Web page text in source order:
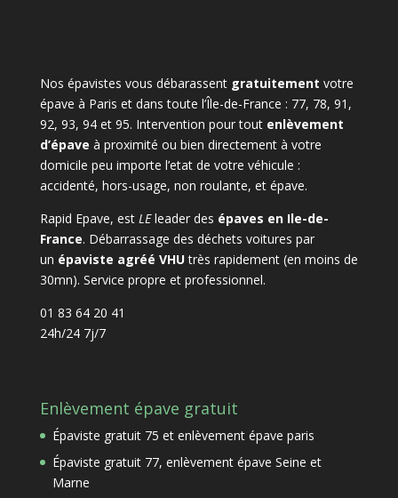
Nos épavistes vous débarassent gratuitement votre
épave à Paris et dans toute l’Île-de-France : 77, 78, 91,
92, 93, 94 et 95. Intervention pour tout enlèvement
d’épave à proximité ou bien directement à votre
domicile peu importe l’etat de votre véhicule :
accidenté, hors-usage, non roulante, et épave.
Rapid Epave, est LEleader des épaves en Ile-de-
France. Débarrassage des déchets voitures par
un épaviste agréé VHUtrès rapidement (en moins de
30mn). Service propre et professionnel.
01 83 64 20 41
24h/24 7j/7
Enlèvement épave gratuit
Épaviste gratuit 75 et enlèvement épave paris
Épaviste gratuit 77, enlèvement épave Seine et
Marne